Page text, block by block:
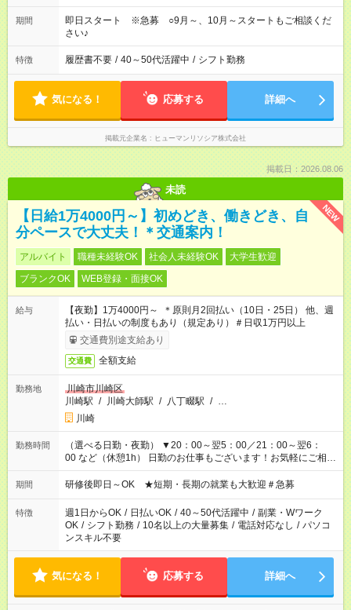
期間
即日スタート ※急募 ○9月～、10月～スタートもご相談くだ
さい♪
特徴 履歴書不要 / 40～50代活躍中 / シフト勤務
気になる！ 応募する 詳細へ
掲載元企業名 ヒューマンリソシア株式会社
掲載日：2026.08.06
未読
NEW
【日給1万4000円～】初めどき、働きどき、自
分ペースで大丈夫！＊交通案内！
アルバイト 職種未経験OK 社会人未経験OK
大学生歓迎
ブランクOK
WEB登録・面接OK
給与
【夜勤】1万4000円～ ＊原則月2回払い（10日・25日） 他、週
払い・日払いの制度もあり（規定あり）＃日収1万円以上
交通費別途支給あり
交通費 全額支給
勤務地
川崎市川崎区
川崎駅 / 川崎大師駅 / 八丁畷駅 / …
川崎
勤務時間
（選べる日勤・夜勤） ▼20：00～翌5：00／21：00～翌6：
00 など（休憩1h） 日勤のお仕事もございます！お気軽にご相談
ください！
期間 研修後即日～OK ★短期・長期の就業も大歓迎＃急募
特徴 週1日からOK / 日払いOK / 40～50代活躍中 / 副業・Wワーク
OK / シフト勤務 / 10名以上の大量募集 / 電話対応なし / パソコ
ンスキル不要
気になる！ 応募する 詳細へ